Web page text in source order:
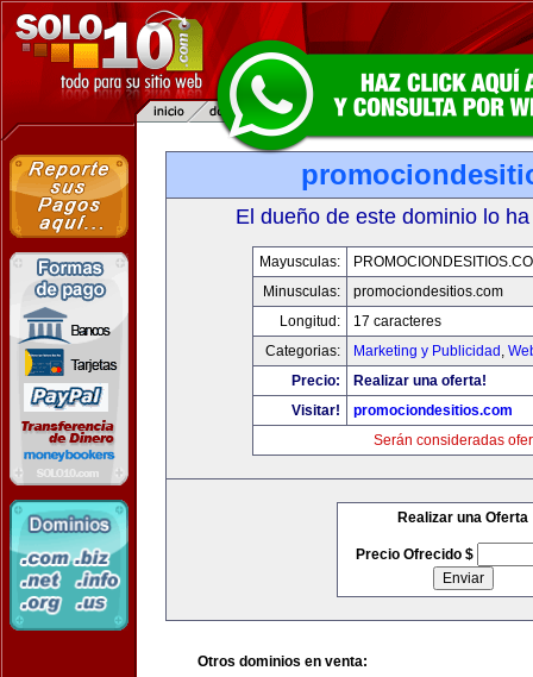
El dueño de este dominio lo
Mayusculas:
Minusculas:
promociondesitios.com
Longitud:
17 caracteres
Categorias:
Marketing y Publicidad ,
Precio:
Realizar una oferta!
Visitar!
promociondesitios.com
Serán consideradas
Realizar una Oferta
Precio Ofrecido $
Otros dominios en venta: